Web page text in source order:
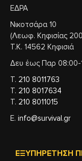
ΕΔΡΑ
Νικοτσάρα 10
(Λεωφ. Κηφισίας
Τ.Κ. 14562 Κηφισιά
Δευ έως Παρ 08:00-
Τ. 210 8011763
Τ. 210 8017634
Τ. 210 8011015
Ε. info@survival.gr
ΕΞΥΠΗΡΈΤΗΣΗ